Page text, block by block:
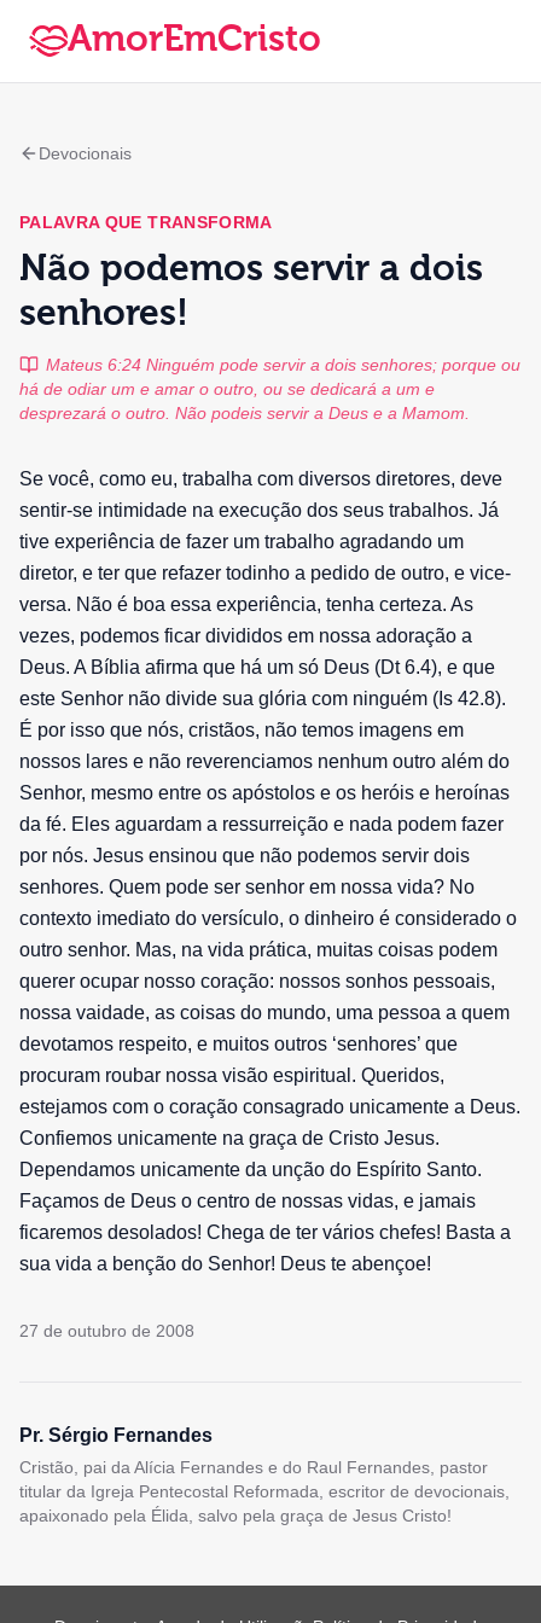
AmorEmCristo
Devocionais
PALAVRA QUE TRANSFORMA
Não podemos servir a dois
senhores!
Mateus 6:24 Ninguém pode servir a dois senhores; porque ou
há de odiar um e amar o outro, ou se dedicará a um e
desprezará o outro. Não podeis servir a Deus e a Mamom.
Se você, como eu, trabalha com diversos diretores, deve
sentir-se intimidade na execução dos seus trabalhos. Já
tive experiência de fazer um trabalho agradando um
diretor, e ter que refazer todinho a pedido de outro, e vice-
versa. Não é boa essa experiência, tenha certeza. As
vezes, podemos ficar divididos em nossa adoração a
Deus. A Bíblia afirma que há um só Deus (Dt 6.4), e que
este Senhor não divide sua glória com ninguém (Is 42.8).
É por isso que nós, cristãos, não temos imagens em
nossos lares e não reverenciamos nenhum outro além do
Senhor, mesmo entre os apóstolos e os heróis e heroínas
da fé. Eles aguardam a ressurreição e nada podem fazer
por nós. Jesus ensinou que não podemos servir dois
senhores. Quem pode ser senhor em nossa vida? No
contexto imediato do versículo, o dinheiro é considerado o
outro senhor. Mas, na vida prática, muitas coisas podem
querer ocupar nosso coração: nossos sonhos pessoais,
nossa vaidade, as coisas do mundo, uma pessoa a quem
devotamos respeito, e muitos outros ‘senhores’ que
procuram roubar nossa visão espiritual. Queridos,
estejamos com o coração consagrado unicamente a Deus.
Confiemos unicamente na graça de Cristo Jesus.
Dependamos unicamente da unção do Espírito Santo.
Façamos de Deus o centro de nossas vidas, e jamais
ficaremos desolados! Chega de ter vários chefes! Basta a
sua vida a benção do Senhor! Deus te abençoe!
27 de outubro de 2008
Pr. Sérgio Fernandes
Cristão, pai da Alícia Fernandes e do Raul Fernandes, pastor
titular da Igreja Pentecostal Reformada, escritor de devocionais,
apaixonado pela Élida, salvo pela graça de Jesus Cristo!